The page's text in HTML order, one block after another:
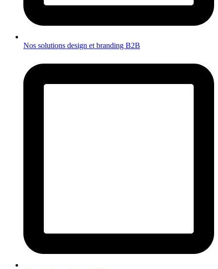
Nos solutions design et branding B2B